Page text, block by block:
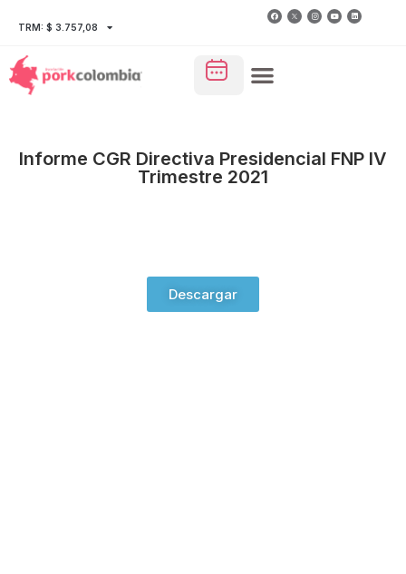
TRM: $ 3.757,08
Informe CGR Directiva Presidencial FNP IV
Trimestre 2021
Descargar